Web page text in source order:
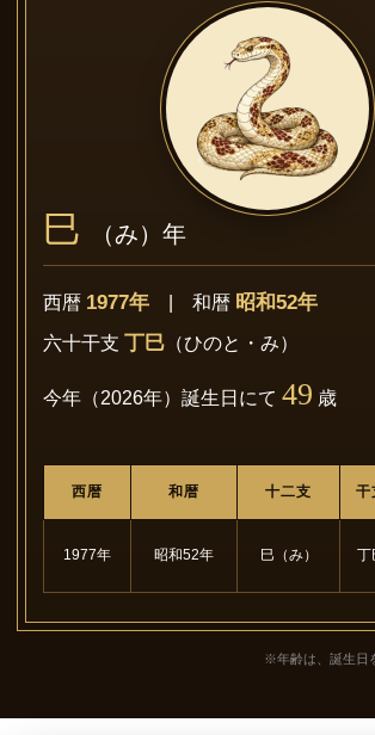
巳 （み）年
西暦 1977年 | 和暦 昭和52年
六十干支 丁巳 （ひのと・み）
今年（2026年）誕生日にて 49 歳
西暦 和暦 十二支 干
1977年 昭和52年 巳（み） 丁
※年齢は、誕生日